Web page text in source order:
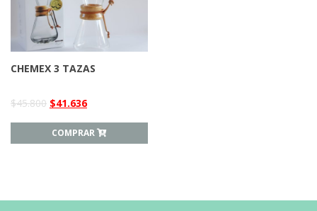
CHEMEX 3 TAZAS
$45.800 $41.636
COMPRAR